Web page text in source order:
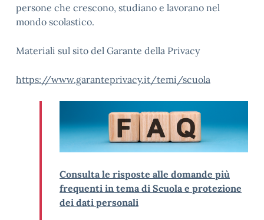
persone che crescono, studiano e lavorano nel
mondo scolastico.
Materiali sul sito del Garante della Privacy
https://www.garanteprivacy.it/temi/scuola
Consulta le risposte alle domande più
frequenti in tema di Scuola e protezione
dei dati personali